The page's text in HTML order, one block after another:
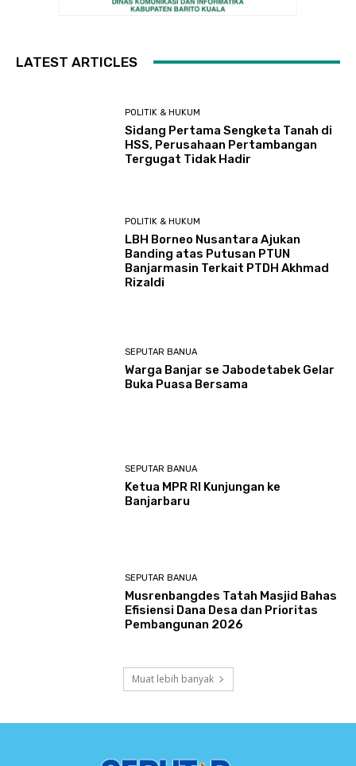
LATEST ARTICLES
POLITIK & HUKUM
Sidang Pertama Sengketa Tanah di
HSS, Perusahaan Pertambangan
Tergugat Tidak Hadir
POLITIK & HUKUM
LBH Borneo Nusantara Ajukan
Banding atas Putusan PTUN
Banjarmasin Terkait PTDH Akhmad
Rizaldi
SEPUTAR BANUA
Warga Banjar se Jabodetabek Gelar
Buka Puasa Bersama
SEPUTAR BANUA
Ketua MPR RI Kunjungan ke
Banjarbaru
SEPUTAR BANUA
Musrenbangdes Tatah Masjid Bahas
Efisiensi Dana Desa dan Prioritas
Pembangunan 2026
Muat lebih banyak